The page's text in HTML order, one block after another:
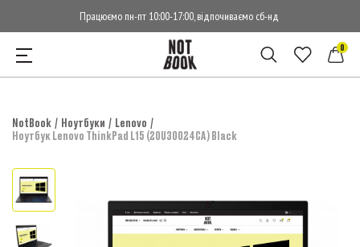
Працюємо пн-пт 10:00-17:00, відпочиваємо сб-нд
0
NotBook Ноутбуки
Lenovo
Ноутбук Lenovo ThinkPad L15 (20U30024CA) Black